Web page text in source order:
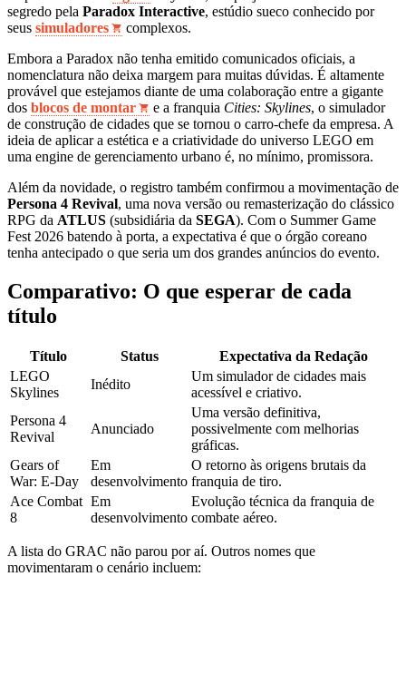
segredo pela Paradox Interactive, estúdio sueco conhecido por
seus simuladores
complexos.
Embora a Paradox não tenha emitido comunicados oficiais, a
nomenclatura não deixa margem para muitas dúvidas. É altamente
provável que estejamos diante de uma colaboração entre a gigante
dos blocos de montar e a franquia Cities: Skylines, o simulador
de construção de cidades que se tornou o carro-chefe da empresa. A
ideia de aplicar a estética e a criatividade do universo LEGO em
uma engine de gerenciamento urbano é, no mínimo, promissora.
Além da novidade, o registro também confirmou a movimentação de
Persona 4 Revival, uma nova versão ou remasterização do clássico
RPG da ATLUS (subsidiária da SEGA). Com o Summer Game
Fest 2026 batendo à porta, a expectativa é que o órgão coreano
tenha antecipado o que seria um dos grandes anúncios do evento.
Comparativo: O que esperar de cada
título
Título Status
Expectativa da Redação
LEGO
Skylines
Inédito
Um simulador de cidades mais
acessível e criativo.
Persona 4
Revival
Anunciado
Uma versão definitiva,
possivelmente com melhorias
gráficas.
Gears of
War: E-Day
Em
desenvolvimento
O retorno às origens brutais da
franquia de tiro.
Ace Combat
8
Em
desenvolvimento
Evolução técnica da franquia de
combate aéreo.
A lista do GRAC não parou por aí. Outros nomes que
movimentaram o cenário incluem: